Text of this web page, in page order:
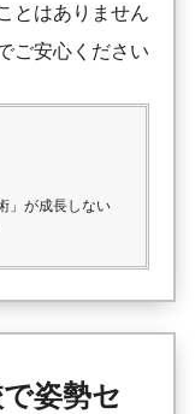
とはありません
ご安心ください
」が成長しない
姿勢セ